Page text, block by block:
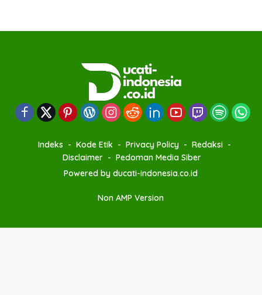
Indeks Kode Etik Privacy Policy
Redaksi
Disclaimer
Pedoman Media Siber
Powered by ducati-indonesia.co.id
Non AMP Version